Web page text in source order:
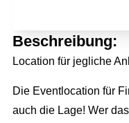
Beschreibung:
Location für jegliche
Die Eventlocation für
auch die Lage! Wer